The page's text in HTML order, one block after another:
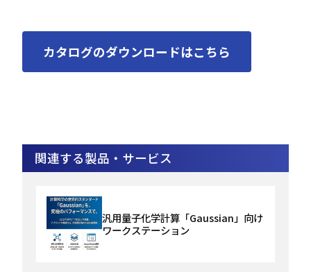
カタログのダウンロードはこちら
関連する製品・サービス
汎用量子化学計算「Gaussian」向け
ワークステーション